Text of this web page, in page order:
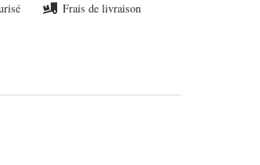
Frais de livraison